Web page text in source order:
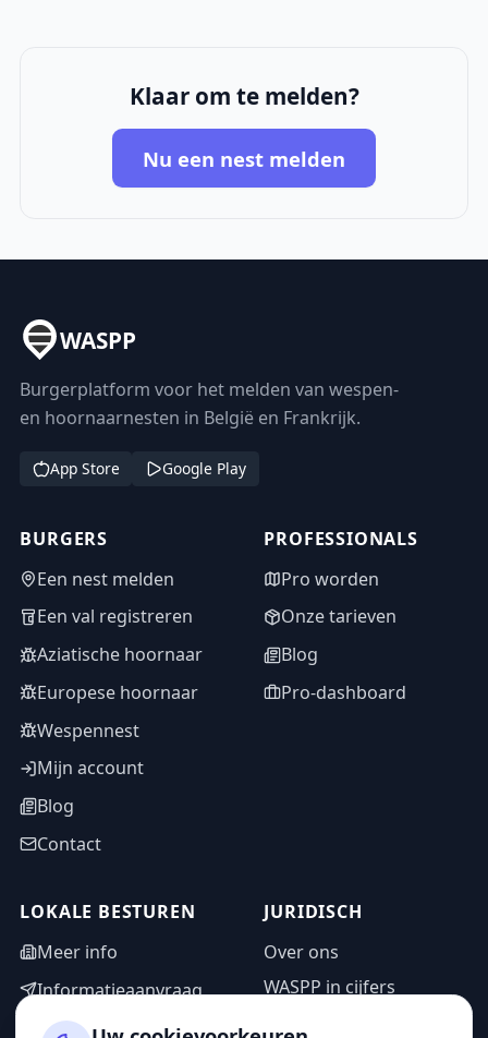
Klaar om te melden?
Nu een nest melden
WASPP
Burgerplatform voor het melden van wespen-
en hoornaarnesten in België en Frankrijk.
App Store Google Play
BURGERS
Een nest melden
Een val registreren
Aziatische hoornaar
Europese hoornaar
Wespennest
Mijn account
Blog
Contact
PROFESSIONALS
Pro worden
Onze tarieven
Blog
Pro-dashboard
LOKALE BESTUREN
Meer info
Informatieaanvraag
Adminzone
JURIDISCH
Over ons
WASPP in cijfers